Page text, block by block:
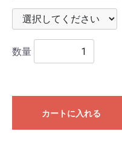
数量
カートに入れる